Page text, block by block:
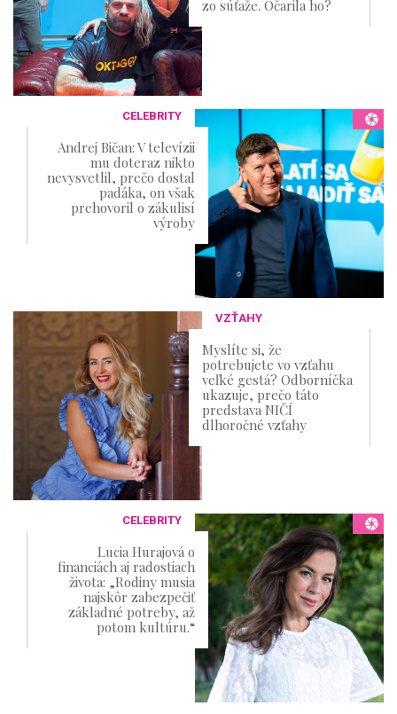
zo súťaže. Očarila ho?
CELEBRITY
Andrej Bičan: V televízii
mu doteraz nikto
nevysvetlil, prečo dostal
padáka, on však
prehovoril o zákulisí
výroby
VZŤAHY
Myslíte si, že
potrebujete vo vzťahu
veľké gestá? Odborníčka
ukazuje, prečo táto
predstava NIČÍ
dlhoročné vzťahy
CELEBRITY
Lucia Hurajová o
financiách aj radostiach
života: „Rodiny musia
najskôr zabezpečiť
základné potreby, až
potom kultúru.“